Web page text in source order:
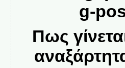
g-
Πως